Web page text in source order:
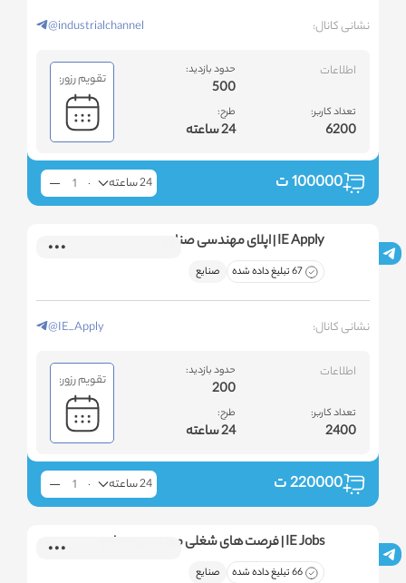
نشانی کانال: @industrialchannel
اطلاعات
تعداد کاربر:
6200
حدود بازدید:
500
طرح:
24 ساعته
تقویم رزور:
100000ت 24 ساعته
IE Apply | اپلای مهندسی صنایع
67 تبلیغ داده شده صنایع
نشانی کانال: @IE_Apply
اطلاعات
تعداد کاربر:
2400
حدود بازدید:
200
طرح:
24 ساعته
تقویم رزور:
220000ت 24 ساعته
IE Jobs | فرصت های شغلی مهندسی صنایع
66 تبلیغ داده شده صنایع